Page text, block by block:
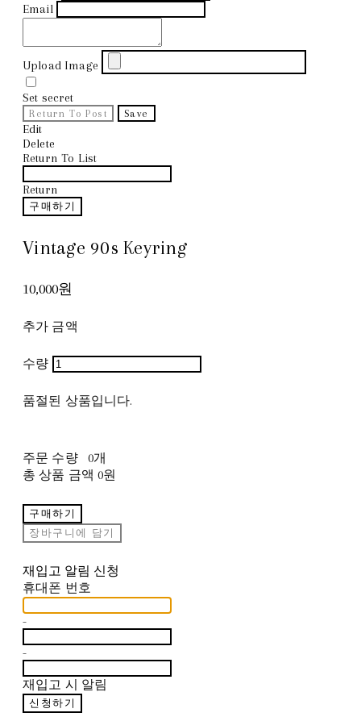
Email
Upload Image
Set secret
Return To Post Save
Edit
Delete
Return To List
Return
구매하기
Vintage 90s Keyring
10,000원
추가 금액
수량
품절된 상품입니다.
주문 수량
0개
총 상품 금액 0원
구매하기
장바구니에 담기
재입고 알림 신청
휴대폰 번호
-
-
재입고 시 알림
신청하기